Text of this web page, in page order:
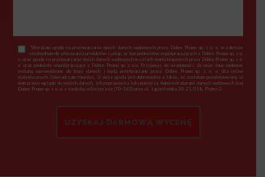
*Wyrażam zgodę na przetwarzanie moich danych osobowych przez Dobre Promo sp. z o. o. w zakresie
niezbędnym do oferowania produktów i usług, w tym podmiotów współpracujących z Dobre Promo sp. z o.
o. oraz zgodę na przetwarzanie moich danych osobowych w celach marketingowych przez Dobre Promo sp. z o.
o. oraz podmioty współpracujące z Dobre Promo sp. z o.o. Przyjmuję do wiadomości, że moje dane osobowe
zostaną wprowadzone do bazy danych i będą przetwarzane przez Dobre Promo sp. z o. o. dla celów
statystycznych. Oświadczam również, iż moja zgoda jest dobrowolna a także, że zostałem poinformowany, iż
mam prawo wglądu do swoich danych, ich poprawienia lub usunięcia. Administratorami danych osobowych jest
Dobre Promo sp. z o. o. z siedzibą wSzczecinie (70-363) przy ul. Jagiellońska 20-21/318, Piętro 3.